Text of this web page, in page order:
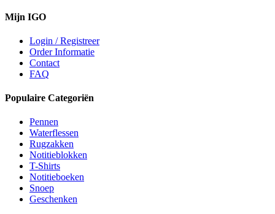
Mijn IGO
Login / Registreer
Order Informatie
Contact
FAQ
Populaire Categoriën
Pennen
Waterflessen
Rugzakken
Notitieblokken
T-Shirts
Notitieboeken
Snoep
Geschenken